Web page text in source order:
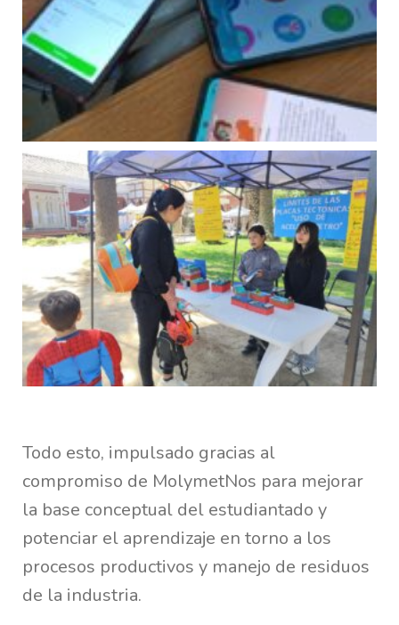
Todo esto, impulsado gracias al
compromiso de MolymetNos para mejorar
la base conceptual del estudiantado y
potenciar el aprendizaje en torno a los
procesos productivos y manejo de residuos
de la industria.